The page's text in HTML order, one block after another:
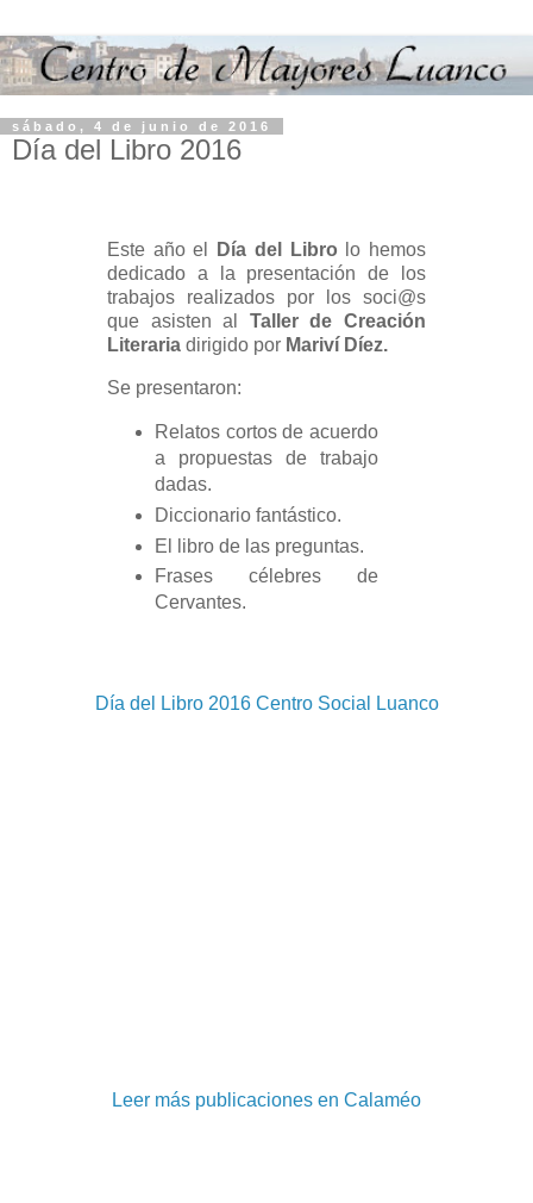
sábado, 4 de junio de 2016
Día del Libro 2016
Este año el Día del Libro lo hemos
dedicado a la presentación de los
trabajos realizados por los soci@s
que asisten al Taller de Creación
Literaria dirigido por Mariví Díez.
Se presentaron:
Relatos cortos de acuerdo
a propuestas de trabajo
dadas.
Diccionario fantástico.
El libro de las preguntas.
Frases célebres de
Cervantes.
Día del Libro 2016 Centro Social Luanco
Leer más publicaciones en Calaméo